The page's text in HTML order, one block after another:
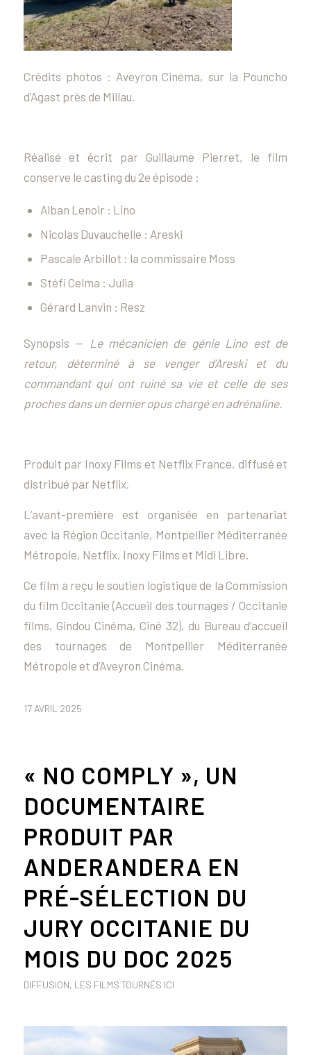
Crédits photos : Aveyron Cinéma, sur la Pouncho
d’Agast près de Millau.
Réalisé et écrit par Guillaume Pierret, le film
conserve le casting du 2e épisode :
Alban Lenoir : Lino
Nicolas Duvauchelle : Areski
Pascale Arbillot : la commissaire Moss
Stéfi Celma : Julia
Gérard Lanvin : Resz
Synopsis — Le mécanicien de génie Lino est de
retour, déterminé à se venger d’Areski et du
commandant qui ont ruiné sa vie et celle de ses
proches dans un dernier opus chargé en adrénaline.
Produit par Inoxy Films et Netflix France, diffusé et
distribué par Netflix.
L’avant-première est organisée en partenariat
avec la Région Occitanie, Montpellier Méditerranée
Métropole, Netflix, Inoxy Films et Midi Libre.
Ce film a reçu le soutien logistique de la Commission
du film Occitanie (Accueil des tournages / Occitanie
films, Gindou Cinéma, Ciné 32), du Bureau d’accueil
des tournages de Montpellier Méditerranée
Métropole et d’Aveyron Cinéma.
17 AVRIL 2025
« NO COMPLY », UN
DOCUMENTAIRE
PRODUIT PAR
ANDERANDERA EN
PRÉ-SÉLECTION DU
JURY OCCITANIE DU
MOIS DU DOC 2025
DIFFUSION, LES FILMS TOURNÉS ICI